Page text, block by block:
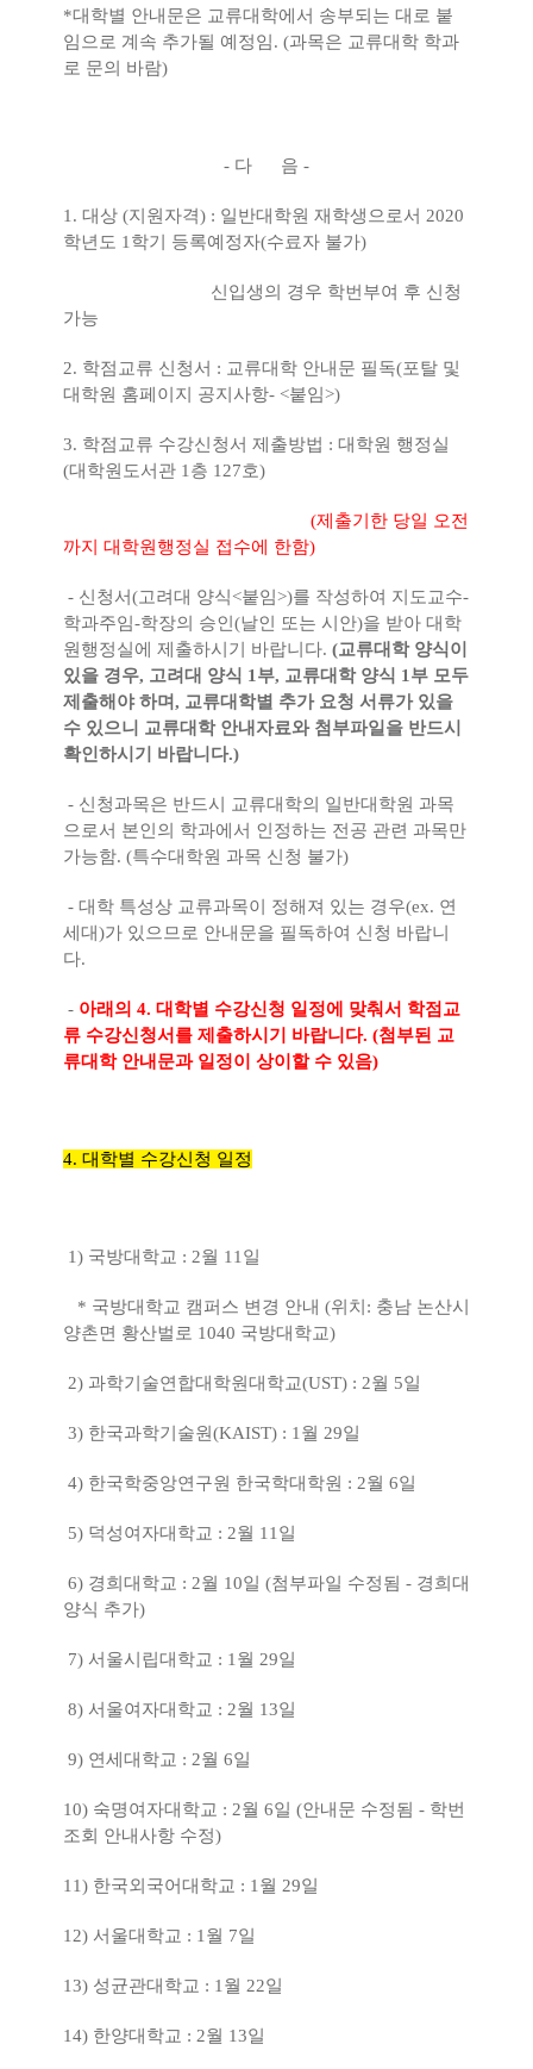
*대학별 안내문은 교류대학에서 송부되는 대로 붙
임으로 계속 추가될 예정임. (과목은 교류대학 학과
로 문의 바람)
- 다 음 -
1. 대상 (지원자격) : 일반대학원 재학생으로서 2020
학년도 1학기 등록예정자(수료자 불가)
신입생의 경우 학번부여 후 신청
가능
2. 학점교류 신청서 : 교류대학 안내문 필독(포탈 및
대학원 홈페이지 공지사항- <붙임>)
3. 학점교류 수강신청서 제출방법 : 대학원 행정실
(대학원도서관 1층 127호)
(제출기한 당일 오전
까지 대학원행정실 접수에 한함)
- 신청서(고려대 양식<붙임>)를 작성하여 지도교수-
학과주임-학장의 승인(날인 또는 시안)을 받아 대학
원행정실에 제출하시기 바랍니다. (교류대학 양식이
있을 경우, 고려대 양식 1부, 교류대학 양식 1부 모두
제출해야 하며, 교류대학별 추가 요청 서류가 있을
수 있으니 교류대학 안내자료와 첨부파일을 반드시
확인하시기 바랍니다.)
- 신청과목은 반드시 교류대학의 일반대학원 과목
으로서 본인의 학과에서 인정하는 전공 관련 과목만
가능함. (특수대학원 과목 신청 불가)
- 대학 특성상 교류과목이 정해져 있는 경우(ex. 연
세대)가 있으므로 안내문을 필독하여 신청 바랍니
다.
- 아래의 4. 대학별 수강신청 일정에 맞춰서 학점교
류 수강신청서를 제출하시기 바랍니다. (첨부된 교
류대학 안내문과 일정이 상이할 수 있음)
4. 대학별 수강신청 일정
1) 국방대학교 : 2월 11일
* 국방대학교 캠퍼스 변경 안내 (위치: 충남 논산시
양촌면 황산벌로 1040 국방대학교)
2) 과학기술연합대학원대학교(UST) : 2월 5일
3) 한국과학기술원(KAIST) : 1월 29일
4) 한국학중앙연구원 한국학대학원 : 2월 6일
5) 덕성여자대학교 : 2월 11일
6) 경희대학교 : 2월 10일 (첨부파일 수정됨 - 경희대
양식 추가)
7) 서울시립대학교 : 1월 29일
8) 서울여자대학교 : 2월 13일
9) 연세대학교 : 2월 6일
10) 숙명여자대학교 : 2월 6일 (안내문 수정됨 - 학번
조회 안내사항 수정)
11) 한국외국어대학교 : 1월 29일
12) 서울대학교 : 1월 7일
13) 성균관대학교 : 1월 22일
14) 한양대학교 : 2월 13일